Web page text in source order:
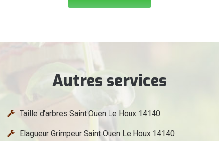
Autres services
Taille d'arbres Saint Ouen Le Houx 14140
Elagueur Grimpeur Saint Ouen Le Houx 14140